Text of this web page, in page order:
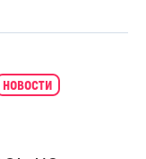
новости